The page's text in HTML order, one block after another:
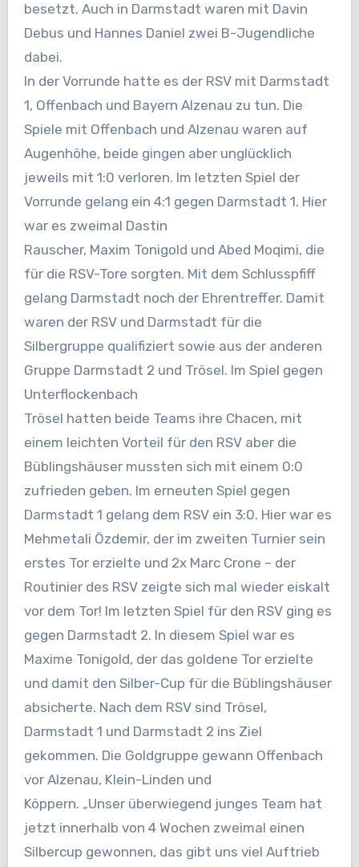
besetzt. Auch in Darmstadt waren mit Davin
Debus und Hannes Daniel zwei B-Jugendliche
dabei.
In der Vorrunde hatte es der RSV mit Darmstadt
1, Offenbach und Bayern Alzenau zu tun. Die
Spiele mit Offenbach und Alzenau waren auf
Augenhöhe, beide gingen aber unglücklich
jeweils mit 1:0 verloren. Im letzten Spiel der
Vorrunde gelang ein 4:1 gegen Darmstadt 1. Hier
war es zweimal Dastin
Rauscher, Maxim Tonigold und Abed Moqimi, die
für die RSV-Tore sorgten. Mit dem Schlusspfiff
gelang Darmstadt noch der Ehrentreffer. Damit
waren der RSV und Darmstadt für die
Silbergruppe qualifiziert sowie aus der anderen
Gruppe Darmstadt 2 und Trösel. Im Spiel gegen
Unterflockenbach
Trösel hatten beide Teams ihre Chacen, mit
einem leichten Vorteil für den RSV aber die
Büblingshäuser mussten sich mit einem 0:0
zufrieden geben. Im erneuten Spiel gegen
Darmstadt 1 gelang dem RSV ein 3:0. Hier war es
Mehmetali Özdemir, der im zweiten Turnier sein
erstes Tor erzielte und 2x Marc Crone – der
Routinier des RSV zeigte sich mal wieder eiskalt
vor dem Tor! Im letzten Spiel für den RSV ging es
gegen Darmstadt 2. In diesem Spiel war es
Maxime Tonigold, der das goldene Tor erzielte
und damit den Silber-Cup für die Büblingshäuser
absicherte. Nach dem RSV sind Trösel,
Darmstadt 1 und Darmstadt 2 ins Ziel
gekommen. Die Goldgruppe gewann Offenbach
vor Alzenau, Klein-Linden und
Köppern. „Unser überwiegend junges Team hat
jetzt innerhalb von 4 Wochen zweimal einen
Silbercup gewonnen, das gibt uns viel Auftrieb